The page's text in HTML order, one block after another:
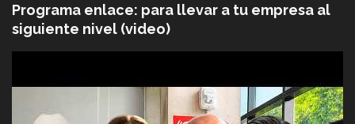
Programa enlace: para llevar a tu empresa al
siguiente nivel (video)